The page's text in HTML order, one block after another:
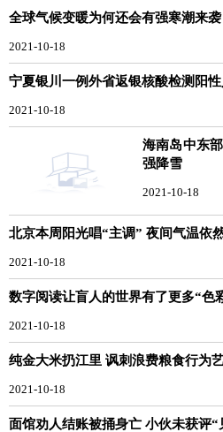
全球气候变暖为何还会有强寒潮来
2021-10-18
宁夏银川一例外省返银核酸检测阳
2021-10-18
海南岛中东
强降雪
2021-10-18
北京本周阳光唱“主调” 夜间气温依
2021-10-18
数字阅读让盲人的世界有了更多“色
2021-10-18
纯金大米扔江里 讽刺浪费粮食行为
2021-10-18
面馆劝人结账被捅身亡 小伙未获评“